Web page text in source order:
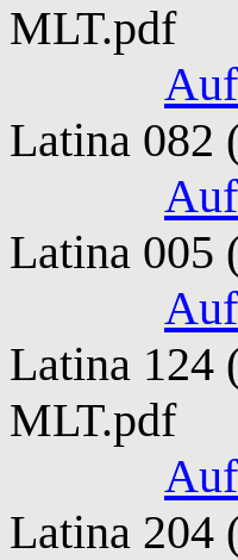
MLT.pdf
Latina 082
Latina 005
Latina 124
MLT.pdf
Latina 204